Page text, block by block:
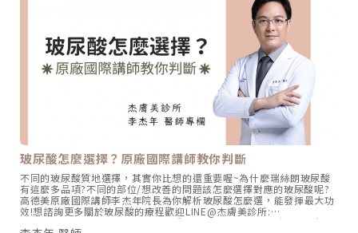
玻尿酸怎麼選擇？原廠國際講師教你判斷
不同的玻尿酸質地選擇，其實你比想的還重要喔~為什麼瑞絲朗玻尿酸
有這麼多品項?不同的部位/想改善的問題該怎麼選擇對應的玻尿酸呢?
高德美原廠國際講師李杰年院長為你解析玻尿酸怎麼選，能發揮最大功
效!想諮詢更多關於玻尿酸的療程歡迎LINE@杰膚美診所:
https://page.line.me/xhc2941b重點摘要：00:11 玻尿酸作用介紹